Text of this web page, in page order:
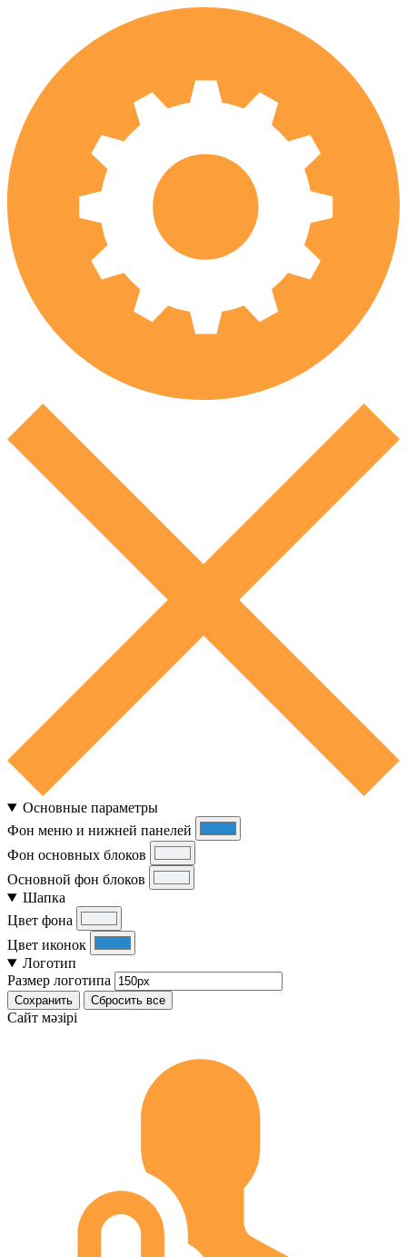
Основные параметры
Фон меню и нижней панелей
Фон основных блоков
Основной фон блоков
Шапка
Цвет фона
Цвет иконок
Логотип
Размер логотипа
Сохранить Сбросить все
Cайт мәзірі